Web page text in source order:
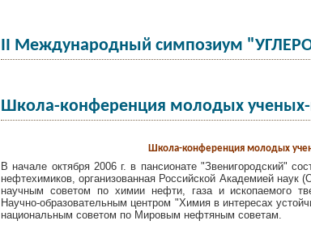
II Международный симпозиум
Школа-конференция молодых
Школа-конференция молодых
В начале октября 2006 г. в пансионате "Звенигородский"
нефтехимиков, организованная Российской Академией
научным советом по химии нефти, газа и ископаемого
Научно-образовательным центром "Химия в интересах
национальным советом по Мировым нефтяным советам.